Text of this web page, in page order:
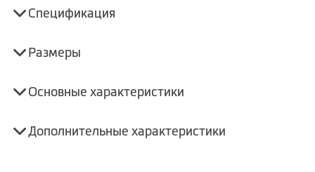
Спецификация
Размеры
Основные характеристики
Дополнительные характеристики